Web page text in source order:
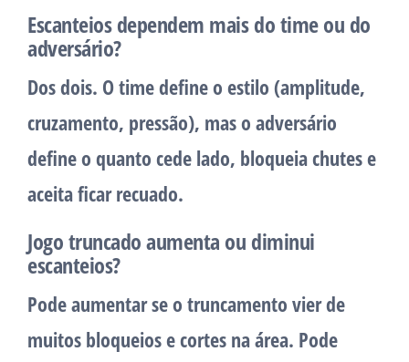
Escanteios dependem mais do time ou do
adversário?
Dos dois. O time define o estilo (amplitude,
cruzamento, pressão), mas o adversário
define o quanto cede lado, bloqueia chutes e
aceita ficar recuado.
Jogo truncado aumenta ou diminui
escanteios?
Pode aumentar se o truncamento vier de
muitos bloqueios e cortes na área. Pode